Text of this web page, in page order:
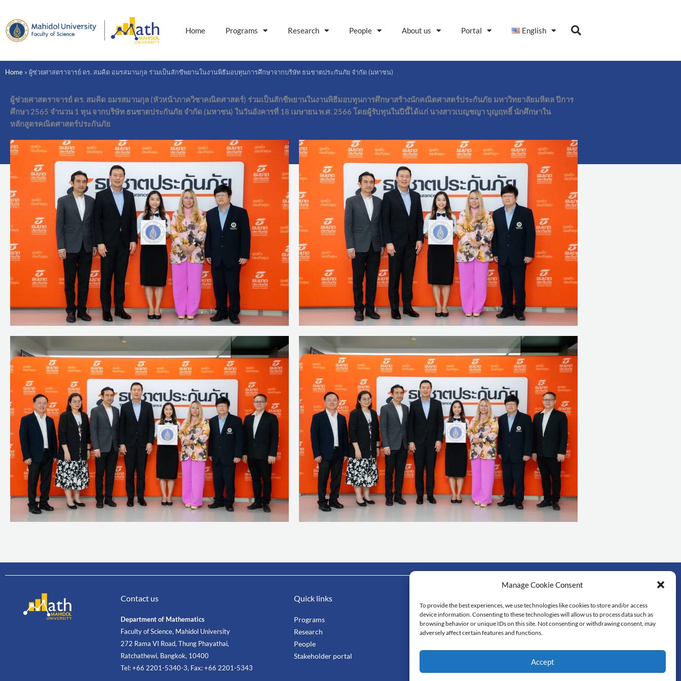
Manage Cookie Consent
To provide the best experiences, we use technologies like cookies to store and/or access
device information. Consenting to these technologies will allow us to process data such as
browsing behavior or unique IDs on this site. Not consenting or withdrawing consent, may
adversely affect certain features and functions.
Accept
content
Home Programs Research People About us Portal English
Home » ผู้ช่วยศาสตราจารย์ ดร. สมคิด อมรสมานกุล ร่วมเป็นสักขีพยานในงานพิธีมอบทุนการศึกษาจากบริษัท ธนชาตประกันภัย จำกัด (มหาชน)
ผู้ช่วยศาสตราจารย์ ดร. สมคิด อมรสมานกุล (หัวหน้าภาควิชาคณิตศาสตร์) ร่วมเป็นสักขีพยานในงานพิธีมอบทุนการศึกษาสร้างนักคณิตศาสตร์ประกันภัย มหาวิทยาลัยมหิดล ปีการ
ศึกษา 2565 จำนวน 1 ทุน จากบริษัท ธนชาตประกันภัย จำกัด (มหาชน) ในวันอังคารที่ 18 เมษายน พ.ศ. 2566 โดยผู้รับทุนในปีนี้ได้แก่ นางสาวเบญชญา บุญฤทธิ์ นักศึกษาใน
หลักสูตรคณิตศาสตร์ประกันภัย
Contact us
Department of Mathematics
Faculty of Science, Mahidol University
272 Rama VI Road, Thung Phayathai,
Ratchathewi, Bangkok, 10400
Tel: +66 2201-5340-3, Fax: +66 2201-5343
Quick links
Programs
Research
People
Stakeholder portal
Mahidol University
Faculty of Science
Centre of Excellence in Mathematics